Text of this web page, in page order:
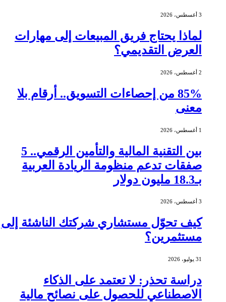
3 أغسطس، 2026
لماذا يحتاج فريق المبيعات إلى مهارات
العرض التقديمي؟
2 أغسطس، 2026
85% من إحصاءات التسويق.. أرقام بلا
معنى
1 أغسطس، 2026
بين التقنية المالية والتأمين الرقمي.. 5
صفقات تدعم منظومة الريادة العربية
بـ18.3 مليون دولار
3 أغسطس، 2026
كيف تحوّل مستشاري شركتك الناشئة إلى
مستثمرين؟
31 يوليو، 2026
دراسة تحذر: لا تعتمد على الذكاء
الاصطناعي للحصول على نصائح مالية